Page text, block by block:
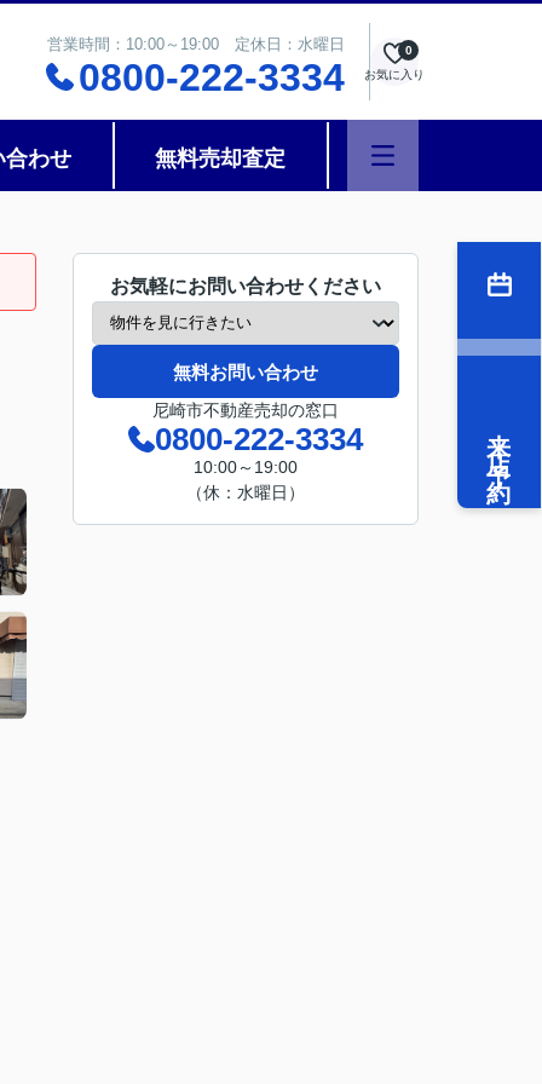
営業時間：10:00～19:00 定休日：水曜日
0800-222-3334 お気に入り
0
合わせ 無料売却査定
お気軽にお問い合わせください
無料お問い合わせ
尼崎市不動産売却の窓口
0800-222-3334
10:00～19:00
（休：水曜日）
来店予約